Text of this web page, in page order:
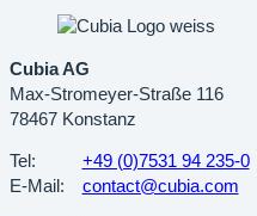
Cubia AG
Max-Stromeyer-Straße 116
78467 Konstanz
Tel:
+49 (0)7531 94 235-0
E-Mail:
contact@cubia.com